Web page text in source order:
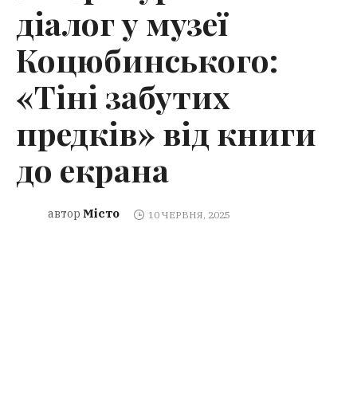
діалог у музеї
Коцюбинського:
«Тіні забутих
предків» від книги
до екрана
автор Місто 10 ЧЕРВНЯ, 2025